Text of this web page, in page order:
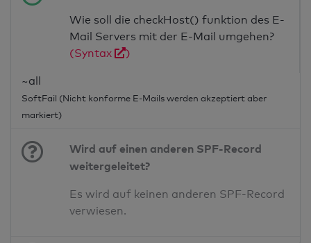
Wie soll die checkHost() funktion des E-
Mail Servers mit der E-Mail umgehen?
(Syntax
)
~all
SoftFail (Nicht konforme E-Mails werden akzeptiert aber
markiert)
Wird auf einen anderen SPF-Record
weitergeleitet?
Es wird auf keinen anderen SPF-Record
verwiesen.